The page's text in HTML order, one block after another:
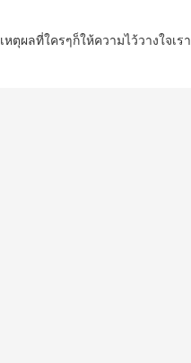
เหตุผลที่ใครๆก็ให้ความไว้วางใจเรา